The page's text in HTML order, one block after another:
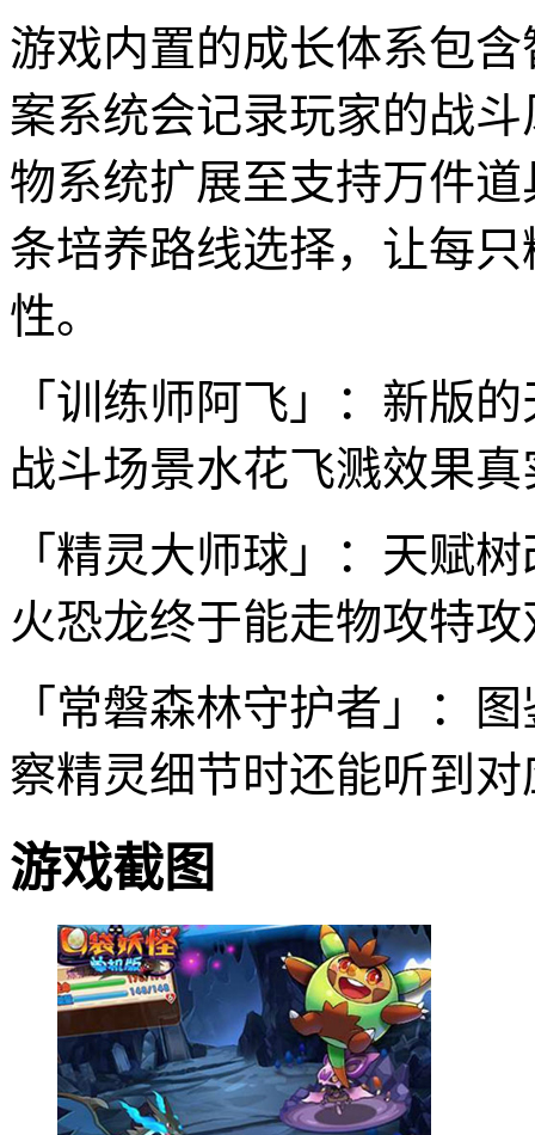
游戏内置的成长体系包
案系统会记录玩家的战
物系统扩展至支持万件
条培养路线选择，让每
性。
「训练师阿飞」：新版
战斗场景水花飞溅效果
「精灵大师球」：天赋
火恐龙终于能走物攻特
「常磐森林守护者」：
察精灵细节时还能听到
游戏截图